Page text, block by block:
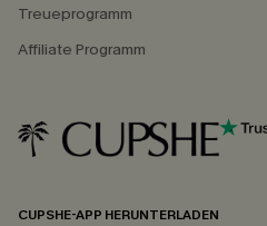
Treueprogramm
Affiliate Programm
CUPSHE-APP HERUNTERLADEN